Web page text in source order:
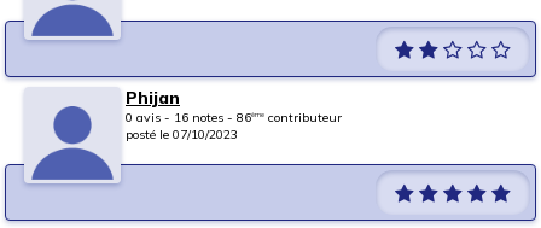
Phijan
0 avis - 16 notes - 86ème contributeur
posté le 07/10/2023